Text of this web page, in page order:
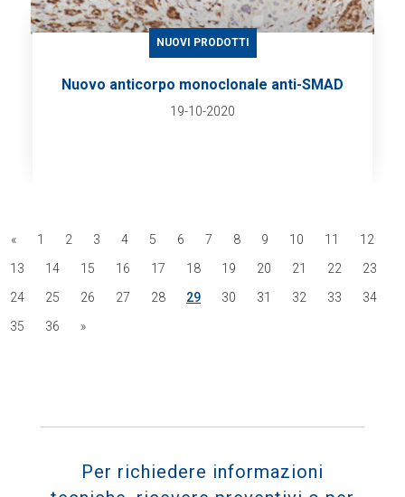
NUOVI PRODOTTI
Nuovo anticorpo monoclonale anti-SMAD
19-10-2020
« 1 2 3 4 5 6 7 8 9 10 11
12
13
14 15 16 17 18 19 20 21 22
23
24
25 26 27 28 29 30 31 32 33
34
35
36 »
Per richiedere informazioni